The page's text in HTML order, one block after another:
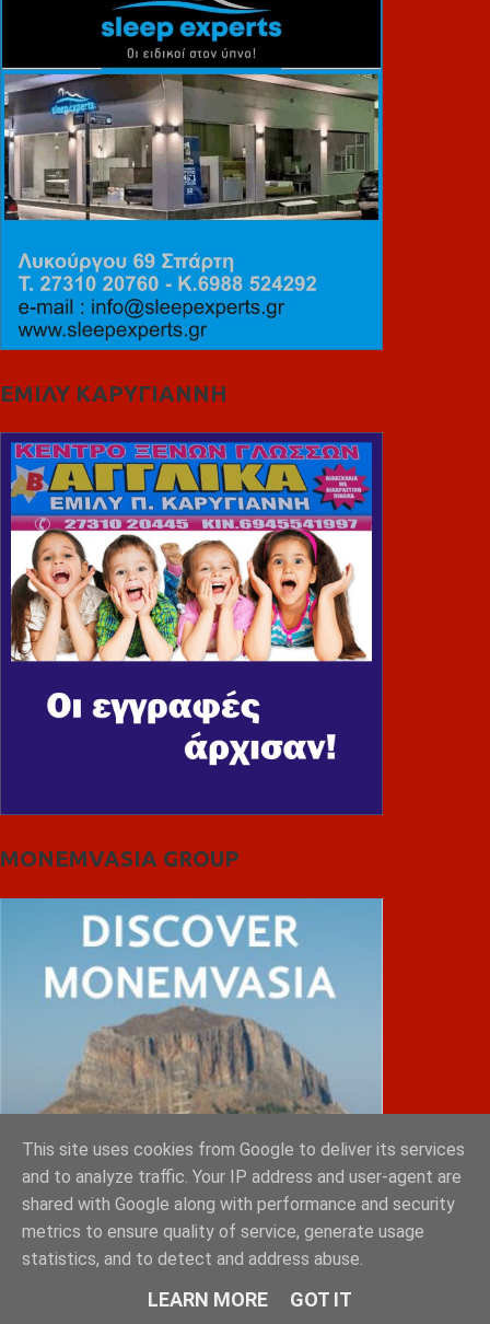
ΕΜΙΛΥ ΚΑΡΥΓΙΑΝΝΗ
MONEMVASIA GROUP
This site uses cookies from Google to deliver its services
and to analyze traffic. Your IP address and user-agent are
shared with Google along with performance and security
metrics to ensure quality of service, generate usage
statistics, and to detect and address abuse.
LEARN MORE GOT IT